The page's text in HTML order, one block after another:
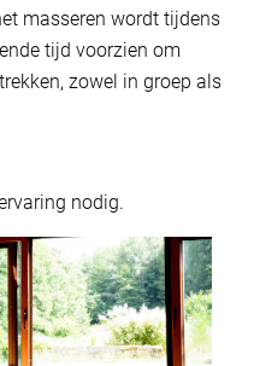
masseren wordt tijdens
tijd voorzien om
zowel in groep als
nodig.